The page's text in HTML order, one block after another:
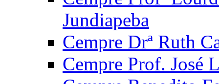
Jundiapeba
Cempre Drª Ruth
Cempre Prof. José